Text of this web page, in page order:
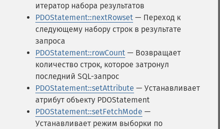
итератор набора результатов
PDOStatement::nextRowset — Переход к
следующему набору строк в результате
запроса
PDOStatement::rowCount — Возвращает
количество строк, которое затронул
последний SQL-запрос
PDOStatement::setAttribute — Устанавливает
атрибут объекту PDOStatement
PDOStatement::setFetchMode —
Устанавливает режим выборки по